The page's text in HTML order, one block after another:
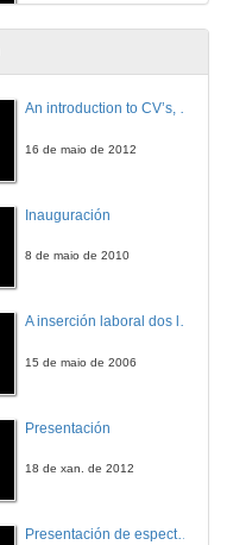
Quenda de preguntas. Dopaxe e Saúde
21 de abr. de 2016
An introduction to CV’s, letters, and job searching
16 de maio de 2012
Inauguración
8 de maio de 2010
A inserción laboral dos licenciados en Ciencias do Mar: a carreira investigadora
15 de maio de 2006
Presentación
18 de xan. de 2012
Presentación de espectro-radiómetros ASD